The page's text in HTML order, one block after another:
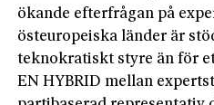
ökande efterfrågan på
östeuropeiska länder är
teknokratiskt styre än för
EN HYBRID mellan